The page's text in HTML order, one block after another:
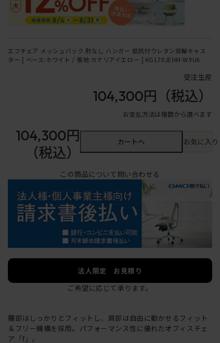
エフチェア メッシュバック 肘なし ハンガー 抵抗付ウレタン双輪キャス
ター [ ベース:ホワイト / 張地:カナリアイエロー ] KG170JEHM-W9U6
受注生産
104,300円 （税込）
お支払方法は複数から選べます
104,300円
（税込）
カートへ お気に入
この商品について問い合わせる
法人限定 お見積り
ご希望に応じて承ります。
腰部はしっかりとフィットし、肩部は自由に動かせるフィット
＆フリー機構を採用。パフォーマンス性に優れたオフィスチェ
ア「f」。